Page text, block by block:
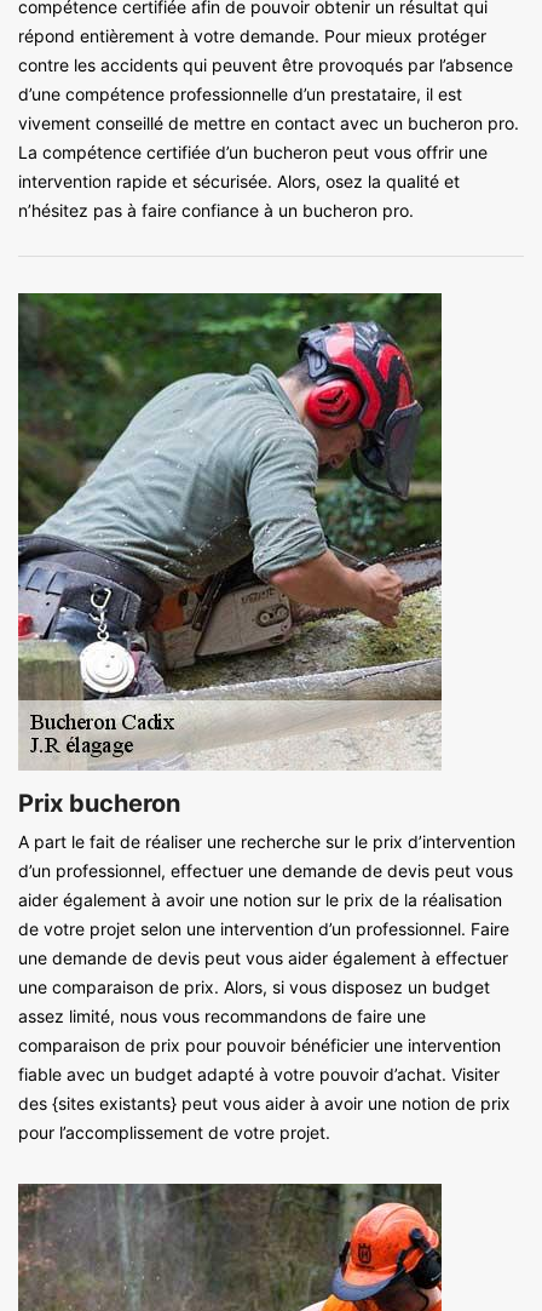
compétence certifiée afin de pouvoir obtenir un résultat qui
répond entièrement à votre demande. Pour mieux protéger
contre les accidents qui peuvent être provoqués par l’absence
d’une compétence professionnelle d’un prestataire, il est
vivement conseillé de mettre en contact avec un bucheron pro.
La compétence certifiée d’un bucheron peut vous offrir une
intervention rapide et sécurisée. Alors, osez la qualité et
n’hésitez pas à faire confiance à un bucheron pro.
Prix bucheron
A part le fait de réaliser une recherche sur le prix d’intervention
d’un professionnel, effectuer une demande de devis peut vous
aider également à avoir une notion sur le prix de la réalisation
de votre projet selon une intervention d’un professionnel. Faire
une demande de devis peut vous aider également à effectuer
une comparaison de prix. Alors, si vous disposez un budget
assez limité, nous vous recommandons de faire une
comparaison de prix pour pouvoir bénéficier une intervention
fiable avec un budget adapté à votre pouvoir d’achat. Visiter
des {sites existants} peut vous aider à avoir une notion de prix
pour l’accomplissement de votre projet.